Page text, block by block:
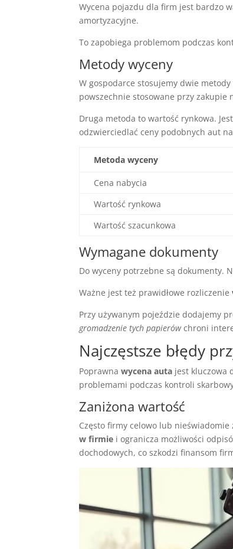
Wycena pojazdu dla firm jest bardzo
amortyzacyjne.
To zapobiega problemom podczas
Metody wyceny
W gospodarce stosujemy dwie
powszechnie stosowane przy zakupie
Druga metoda to wartość rynkowa.
odzwierciedlać ceny podobnych aut
Metoda wyceny
Cena nabycia
Wartość rynkowa
Wartość szacunkowa
Wymagane dokumenty
Do wyceny potrzebne są dokumenty.
Ważne jest też prawidłowe rozliczenie
Przy używanym pojeździe dodajemy
gromadzenie tych papierówchroni
Najczęstsze błędy
Poprawnawycena auta jest kluczowa
problemami podczas kontroli
Zaniżona wartość
Często firmy celowo lub
w firmie i ogranicza możliwości
dochodowych, co szkodzi finansom